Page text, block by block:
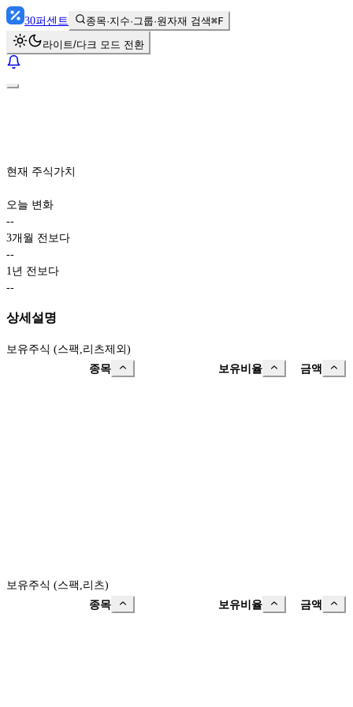
30퍼센트 종목·지수·그룹·원자재 검색⌘F
라이트/다크 모드 전환
현재 주식가치
오늘 변화
--
3개월 전보다
--
1년 전보다
--
상세설명
보유주식 (스팩,리츠제외)
종목
보유비율 금액
보유주식 (스팩,리츠)
종목
보유비율 금액